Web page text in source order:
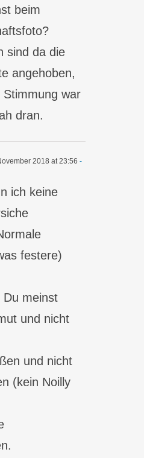
beim
sind da die
angehoben,
Stimmung war
dran.
2018 at 23:56 -
ich keine
festere)
meinst
und nicht
und nicht
(kein Noilly